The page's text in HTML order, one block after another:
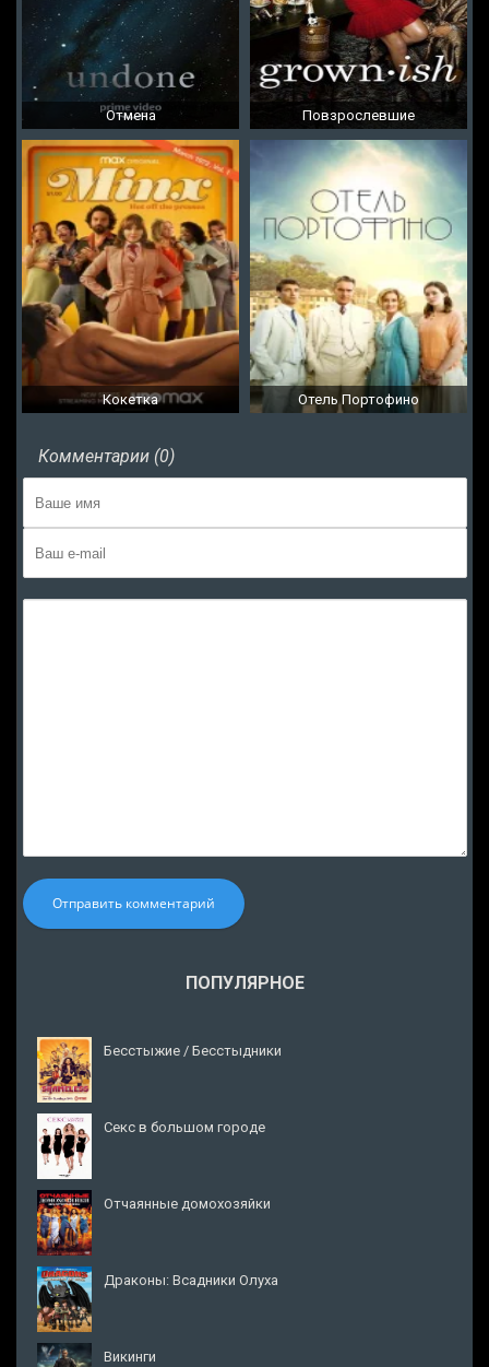
Отмена Повзрослевшие
Кокетка Отель Портофино
Комментарии (0)
Отправить комментарий
ПОПУЛЯРНОЕ
Бесстыжие / Бесстыдники
Секс в большом городе
Отчаянные домохозяйки
Драконы: Всадники Олуха
Викинги